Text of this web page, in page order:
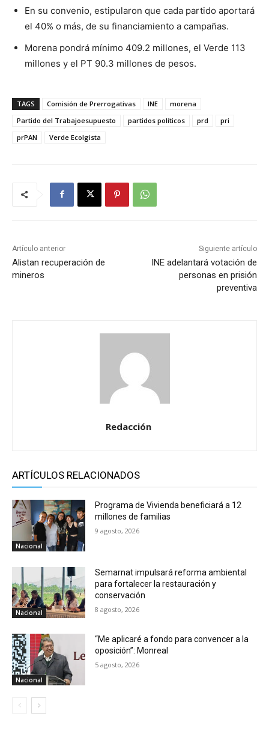
En su convenio, estipularon que cada partido aportará
el 40% o más, de su financiamiento a campañas.
Morena pondrá mínimo 409.2 millones, el Verde 113
millones y el PT 90.3 millones de pesos.
TAGS Comisión de Prerrogativas INE
morena
Partido del Trabajoesupuesto
partidos políticos prd
pri
prPAN
Verde Ecolgista
Artículo anterior
Alistan recuperación de
mineros
Siguiente artículo
INE adelantará votación de
personas en prisión
preventiva
Redacción
ARTÍCULOS RELACIONADOS
Nacional
Programa de Vivienda beneficiará a 12
millones de familias
9 agosto, 2026
Nacional
Semarnat impulsará reforma ambiental
para fortalecer la restauración y
conservación
8 agosto, 2026
Nacional
“Me aplicaré a fondo para convencer a la
oposición”: Monreal
5 agosto, 2026